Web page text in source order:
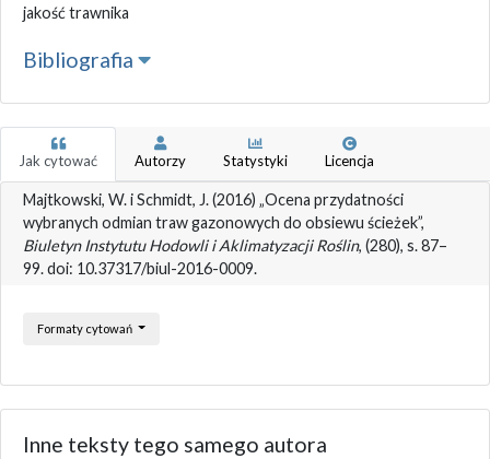
jakość trawnika
Bibliografia
Jak cytować Autorzy Statystyki Licencja
Majtkowski, W. i Schmidt, J. (2016) „Ocena przydatności
wybranych odmian traw gazonowych do obsiewu ścieżek”,
Biuletyn Instytutu Hodowli i Aklimatyzacji Roślin, (280), s. 87–
99. doi: 10.37317/biul-2016-0009.
Formaty cytowań
Inne teksty tego samego autora